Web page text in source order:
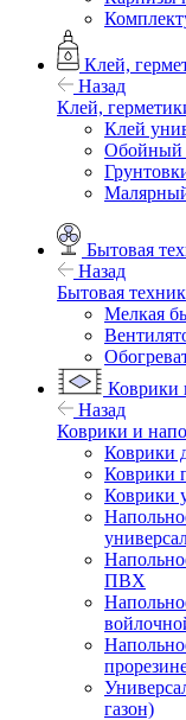
Клей,
Назад
Клей,
Клей
Обойный
Бытовая
Назад
Бытовая
Мелкая
Коврики
Назад
Коврики и
Коврики
Коврики
Коврики
ПВХ
газон)